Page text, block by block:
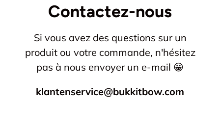
Contactez-nous
Si vous avez des questions sur un
produit ou votre commande, n'hésitez
pas à nous envoyer un e-mail 😀
klantenservice@bukkitbow.com